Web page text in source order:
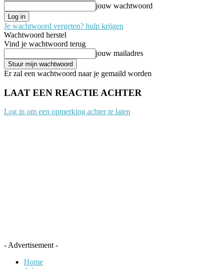
jouw wachtwoord
Je wachtwoord vergeten? hulp krijgen
Wachtwoord herstel
Vind je wachtwoord terug
jouw mailadres
Er zal een wachtwoord naar je gemaild worden
LAAT EEN REACTIE ACHTER
Log in om een opmerking achter te laten
- Advertisement -
Home